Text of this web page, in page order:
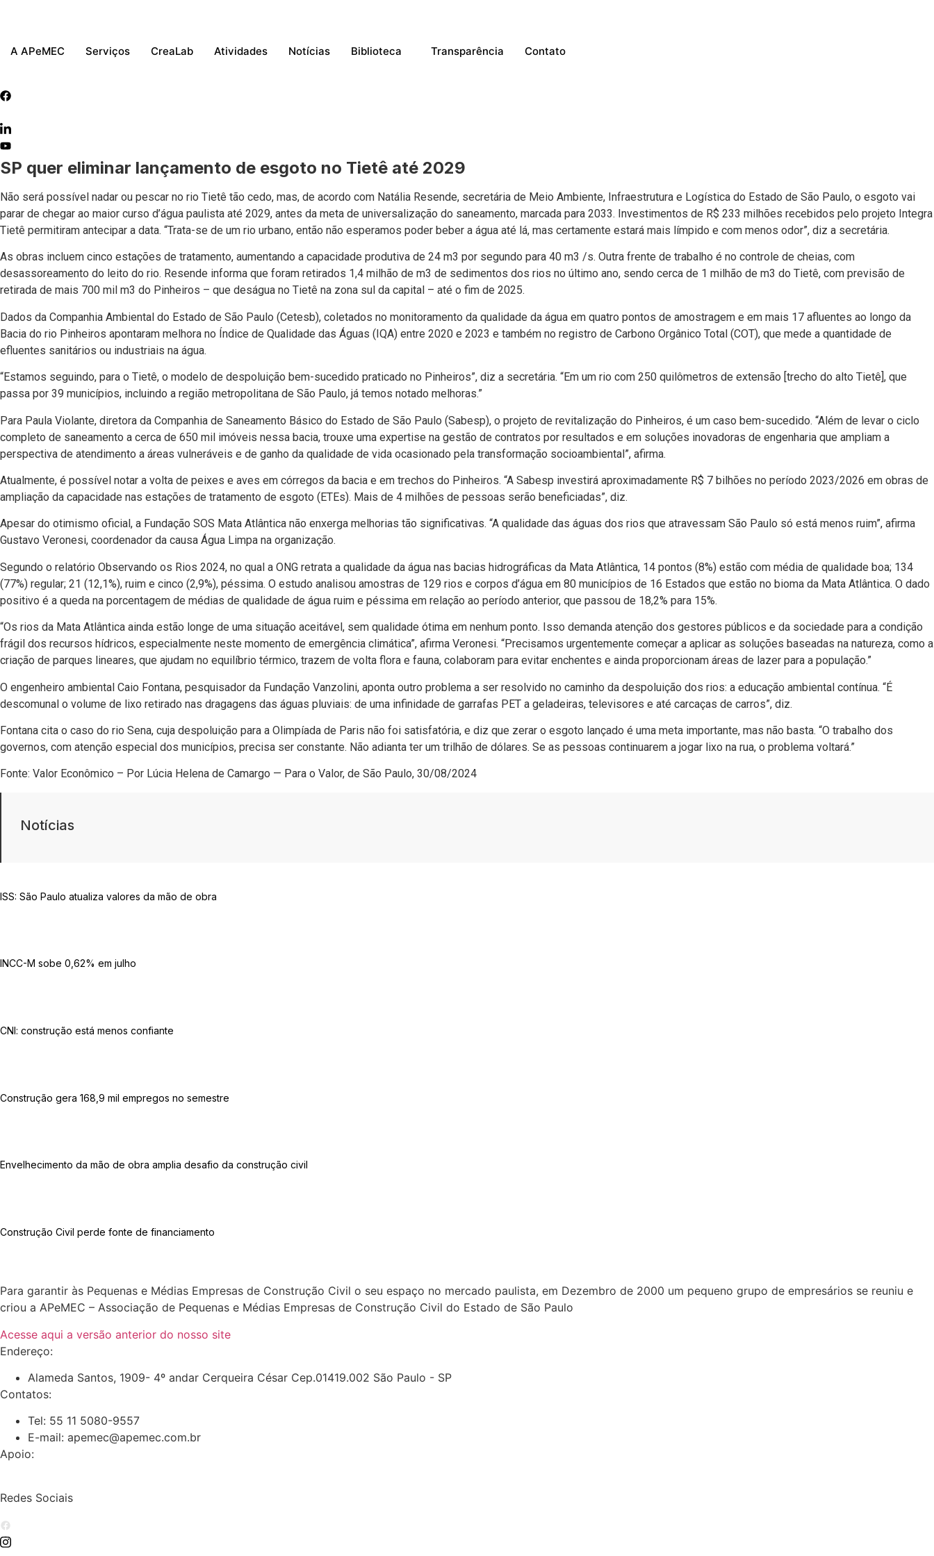
conteúdo
A APeMEC Serviços CreaLab Atividades Notícias Biblioteca Transparência Contato
SP quer eliminar lançamento de esgoto no Tietê até 2029
Não será possível nadar ou pescar no rio Tietê tão cedo, mas, de acordo com Natália Resende, secretária de Meio Ambiente, Infraestrutura e Logística do Estado de São Paulo, o esgoto vai
parar de chegar ao maior curso d’água paulista até 2029, antes da meta de universalização do saneamento, marcada para 2033. Investimentos de R$ 233 milhões recebidos pelo projeto Integra
Tietê permitiram antecipar a data. “Trata-se de um rio urbano, então não esperamos poder beber a água até lá, mas certamente estará mais límpido e com menos odor”, diz a secretária.
As obras incluem cinco estações de tratamento, aumentando a capacidade produtiva de 24 m3 por segundo para 40 m3 /s. Outra frente de trabalho é no controle de cheias, com
desassoreamento do leito do rio. Resende informa que foram retirados 1,4 milhão de m3 de sedimentos dos rios no último ano, sendo cerca de 1 milhão de m3 do Tietê, com previsão de
retirada de mais 700 mil m3 do Pinheiros – que deságua no Tietê na zona sul da capital – até o fim de 2025.
Dados da Companhia Ambiental do Estado de São Paulo (Cetesb), coletados no monitoramento da qualidade da água em quatro pontos de amostragem e em mais 17 afluentes ao longo da
Bacia do rio Pinheiros apontaram melhora no Índice de Qualidade das Águas (IQA) entre 2020 e 2023 e também no registro de Carbono Orgânico Total (COT), que mede a quantidade de
efluentes sanitários ou industriais na água.
“Estamos seguindo, para o Tietê, o modelo de despoluição bem-sucedido praticado no Pinheiros”, diz a secretária. “Em um rio com 250 quilômetros de extensão [trecho do alto Tietê], que
passa por 39 municípios, incluindo a região metropolitana de São Paulo, já temos notado melhoras.”
Para Paula Violante, diretora da Companhia de Saneamento Básico do Estado de São Paulo (Sabesp), o projeto de revitalização do Pinheiros, é um caso bem-sucedido. “Além de levar o ciclo
completo de saneamento a cerca de 650 mil imóveis nessa bacia, trouxe uma expertise na gestão de contratos por resultados e em soluções inovadoras de engenharia que ampliam a
perspectiva de atendimento a áreas vulneráveis e de ganho da qualidade de vida ocasionado pela transformação socioambiental”, afirma.
Atualmente, é possível notar a volta de peixes e aves em córregos da bacia e em trechos do Pinheiros. “A Sabesp investirá aproximadamente R$ 7 bilhões no período 2023/2026 em obras de
ampliação da capacidade nas estações de tratamento de esgoto (ETEs). Mais de 4 milhões de pessoas serão beneficiadas”, diz.
Apesar do otimismo oficial, a Fundação SOS Mata Atlântica não enxerga melhorias tão significativas. “A qualidade das águas dos rios que atravessam São Paulo só está menos ruim”, afirma
Gustavo Veronesi, coordenador da causa Água Limpa na organização.
Segundo o relatório Observando os Rios 2024, no qual a ONG retrata a qualidade da água nas bacias hidrográficas da Mata Atlântica, 14 pontos (8%) estão com média de qualidade boa; 134
(77%) regular; 21 (12,1%), ruim e cinco (2,9%), péssima. O estudo analisou amostras de 129 rios e corpos d’água em 80 municípios de 16 Estados que estão no bioma da Mata Atlântica. O dado
positivo é a queda na porcentagem de médias de qualidade de água ruim e péssima em relação ao período anterior, que passou de 18,2% para 15%.
“Os rios da Mata Atlântica ainda estão longe de uma situação aceitável, sem qualidade ótima em nenhum ponto. Isso demanda atenção dos gestores públicos e da sociedade para a condição
frágil dos recursos hídricos, especialmente neste momento de emergência climática”, afirma Veronesi. “Precisamos urgentemente começar a aplicar as soluções baseadas na natureza, como a
criação de parques lineares, que ajudam no equilíbrio térmico, trazem de volta flora e fauna, colaboram para evitar enchentes e ainda proporcionam áreas de lazer para a população.”
O engenheiro ambiental Caio Fontana, pesquisador da Fundação Vanzolini, aponta outro problema a ser resolvido no caminho da despoluição dos rios: a educação ambiental contínua. “É
descomunal o volume de lixo retirado nas dragagens das águas pluviais: de uma infinidade de garrafas PET a geladeiras, televisores e até carcaças de carros”, diz.
Fontana cita o caso do rio Sena, cuja despoluição para a Olimpíada de Paris não foi satisfatória, e diz que zerar o esgoto lançado é uma meta importante, mas não basta. “O trabalho dos
governos, com atenção especial dos municípios, precisa ser constante. Não adianta ter um trilhão de dólares. Se as pessoas continuarem a jogar lixo na rua, o problema voltará.”
Fonte: Valor Econômico – Por Lúcia Helena de Camargo — Para o Valor, de São Paulo, 30/08/2024
Notícias
ISS: São Paulo atualiza valores da mão de obra
INCC-M sobe 0,62% em julho
CNI: construção está menos confiante
Construção gera 168,9 mil empregos no semestre
Envelhecimento da mão de obra amplia desafio da construção civil
Construção Civil perde fonte de financiamento
Para garantir às Pequenas e Médias Empresas de Construção Civil o seu espaço no mercado paulista, em Dezembro de 2000 um pequeno grupo de empresários se reuniu e
criou a APeMEC – Associação de Pequenas e Médias Empresas de Construção Civil do Estado de São Paulo
Acesse aqui a versão anterior do nosso site
Endereço:
Alameda Santos, 1909- 4º andar Cerqueira César Cep.01419.002 São Paulo - SP
Contatos:
Tel: 55 11 5080-9557
E-mail: apemec@apemec.com.br
Apoio:
Redes Sociais